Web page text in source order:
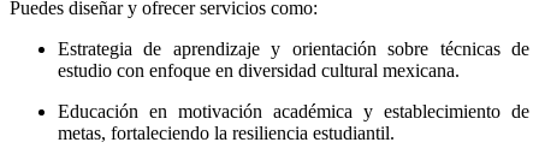
Puedes diseñar y ofrecer servicios como:
Estrategia de aprendizaje y orientación sobre técnicas de
estudio con enfoque en diversidad cultural mexicana.
Educación en motivación académica y establecimiento de
metas, fortaleciendo la resiliencia estudiantil.